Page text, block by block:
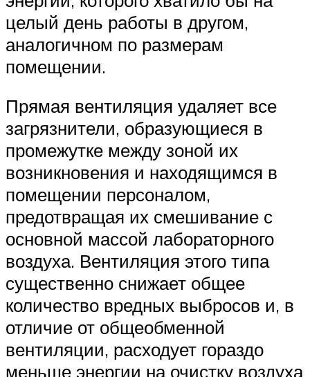
целый день работы в другом,
аналогичном по размерам
помещении.
Прямая вентиляция удаляет все
загрязнители, образующиеся в
промежутке между зоной их
возникновения и находящимся в
помещении персоналом,
предотвращая их смешивание с
основной массой лабораторного
воздуха. Вентиляция этого типа
существенно снижает общее
количество вредных выбросов и, в
отличие от общеобменной
вентиляции, расходует гораздо
меньше энергии на очистку воздуха